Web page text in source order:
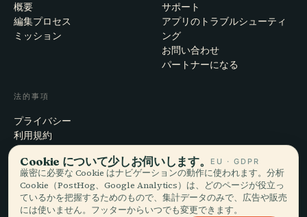
概要
編集プロセス
ミッション
サポート
アプリのトラブルシューティ
ング
お問い合わせ
パートナーになる
法的事項
プライバシー
利用規約
Cookie設定
アカウント削除
Cookie について少しお伺いします。 EU · GDPR
厳密に必要な Cookie はナビゲーションの動作に使われます。分析
Cookie（PostHog、Google Analytics）は、どのページが役立っ
ているかを把握するためのもので、集計データのみで、広告や販売
には使いません。フッターからいつでも変更できます。